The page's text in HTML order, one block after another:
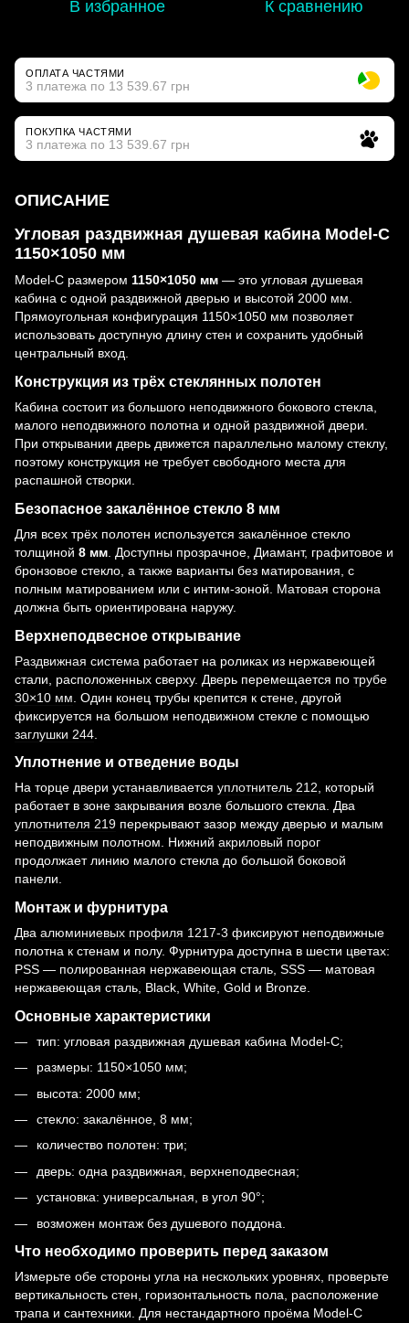
В избранное К сравнению
ОПЛАТА ЧАСТЯМИ
3 платежа по 13 539.67 грн
ПОКУПКА ЧАСТЯМИ
3 платежа по 13 539.67 грн
ОПИСАНИЕ
Угловая раздвижная душевая кабина Model-C
1150×1050 мм
Model-C размером 1150×1050 мм — это угловая душевая
кабина с одной раздвижной дверью и высотой 2000 мм.
Прямоугольная конфигурация 1150×1050 мм позволяет
использовать доступную длину стен и сохранить удобный
центральный вход.
Конструкция из трёх стеклянных полотен
Кабина состоит из большого неподвижного бокового стекла,
малого неподвижного полотна и одной раздвижной двери.
При открывании дверь движется параллельно малому стеклу,
поэтому конструкция не требует свободного места для
распашной створки.
Безопасное закалённое стекло 8 мм
Для всех трёх полотен используется закалённое стекло
толщиной 8 мм . Доступны прозрачное, Диамант, графитовое и
бронзовое стекло, а также варианты без матирования, с
полным матированием или с интим-зоной. Матовая сторона
должна быть ориентирована наружу.
Верхнеподвесное открывание
Раздвижная система работает на роликах из нержавеющей
стали, расположенных сверху. Дверь перемещается по трубе
30×10 мм . Один конец трубы крепится к стене, другой
фиксируется на большом неподвижном стекле с помощью
заглушки 244
Уплотнение и отведение воды
На торце двери устанавливается уплотнитель 212, который
работает в зоне закрывания возле большого стекла. Два
уплотнителя 219 перекрывают зазор между дверью и малым
неподвижным полотном. Нижний акриловый порог
продолжает линию малого стекла до большой боковой
панели.
Монтаж и фурнитура
Два алюминиевых профиля 1217-3 фиксируют неподвижные
полотна к стенам и полу. Фурнитура доступна в шести цветах:
PSS — полированная нержавеющая сталь, SSS — матовая
нержавеющая сталь, Black, White, Gold и Bronze.
Основные характеристики
тип: угловая раздвижная душевая кабина Model-C;
размеры: 1150×1050 мм;
высота: 2000 мм;
стекло: закалённое, 8 мм;
количество полотен: три;
дверь: одна раздвижная, верхнеподвесная;
установка: универсальная, в угол 90°;
возможен монтаж без душевого поддона.
Что необходимо проверить перед заказом
Измерьте обе стороны угла на нескольких уровнях, проверьте
вертикальность стен, горизонтальность пола, расположение
трапа и сантехники. Для нестандартного проёма Model-C